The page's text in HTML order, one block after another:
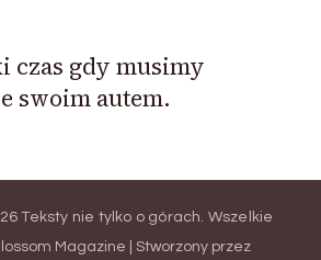
czas gdy musimy
swoim autem.
Teksty nie tylko o górach. Wszelkie
Magazine | Stworzony przez